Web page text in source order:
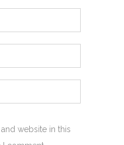
website in this